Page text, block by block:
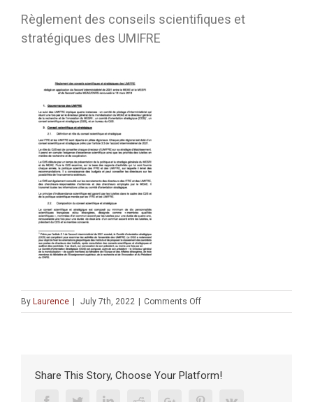
Règlement des conseils scientifiques et
stratégiques des UMIFRE
By Laurence July 7th, 2022 Comments Offon
Règlement
des
Share This Story, Choose Your Platform!